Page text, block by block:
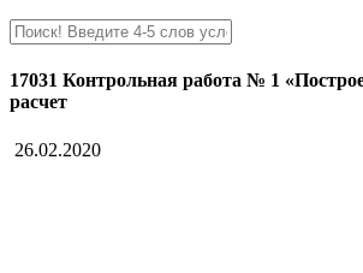
17031 Контрольная работа № 1
расчет
26.02.2020